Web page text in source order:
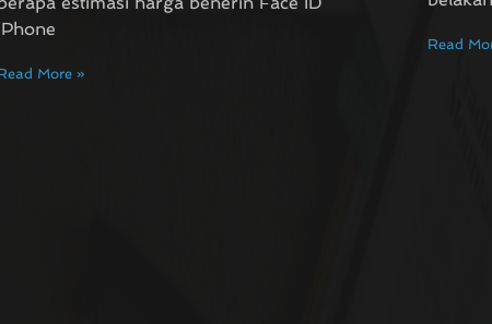
More »
Read